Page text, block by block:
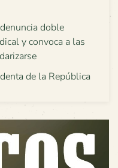
doble
y convoca a las
de la República